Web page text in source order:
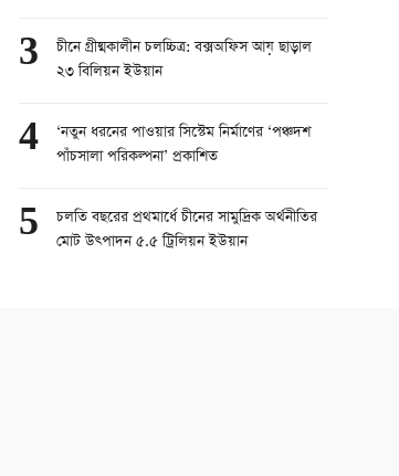
3
চীনে গ্রীষ্মকালীন চলচ্চিত্র: বক্সঅফিস আয় ছাড়াল
২৩ বিলিয়ন ইউয়ান
4
‘নতুন ধরনের পাওয়ার সিস্টেম নির্মাণের ‘পঞ্চদশ
পাঁচসালা পরিকল্পনা’ প্রকাশিত
5
চলতি বছরের প্রথমার্ধে চীনের সামুদ্রিক অর্থনীতির
মোট উত্পাদন ৫.৫ ট্রিলিয়ন ইউয়ান